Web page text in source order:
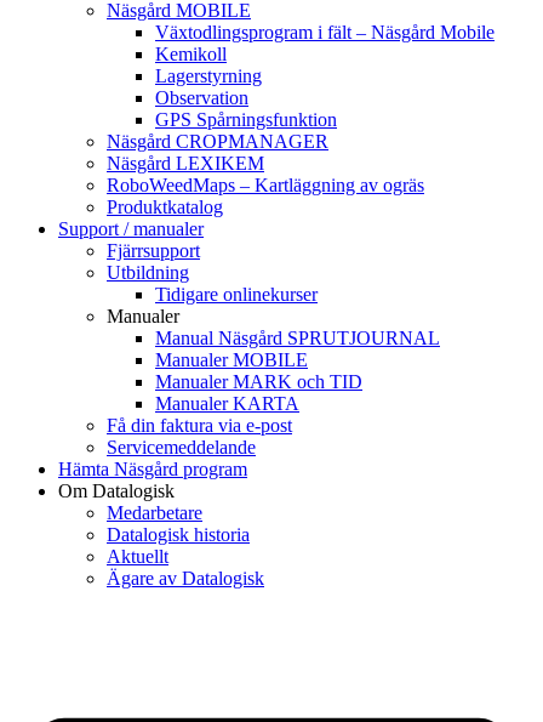
Näsgård MOBILE
Växtodlingsprogram i fält – Näsgård Mobile
Kemikoll
Lagerstyrning
Observation
GPS Spårningsfunktion
Näsgård CROPMANAGER
Näsgård LEXIKEM
RoboWeedMaps – Kartläggning av ogräs
Produktkatalog
Support / manualer
Fjärrsupport
Utbildning
Tidigare onlinekurser
Manualer
Manual Näsgård SPRUTJOURNAL
Manualer MOBILE
Manualer MARK och TID
Manualer KARTA
Få din faktura via e-post
Servicemeddelande
Hämta Näsgård program
Om Datalogisk
Medarbetare
Datalogisk historia
Aktuellt
Ägare av Datalogisk